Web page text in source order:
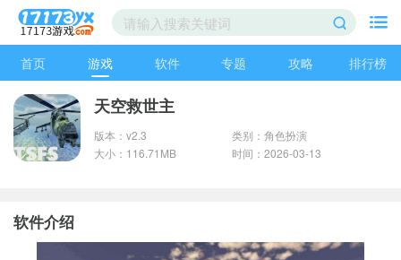
首页 游戏 软件 专题 攻略 排行榜
天空救世主
版本：v2.3
类别：角色扮演
大小：116.71MB
时间：2026-03-13
软件介绍